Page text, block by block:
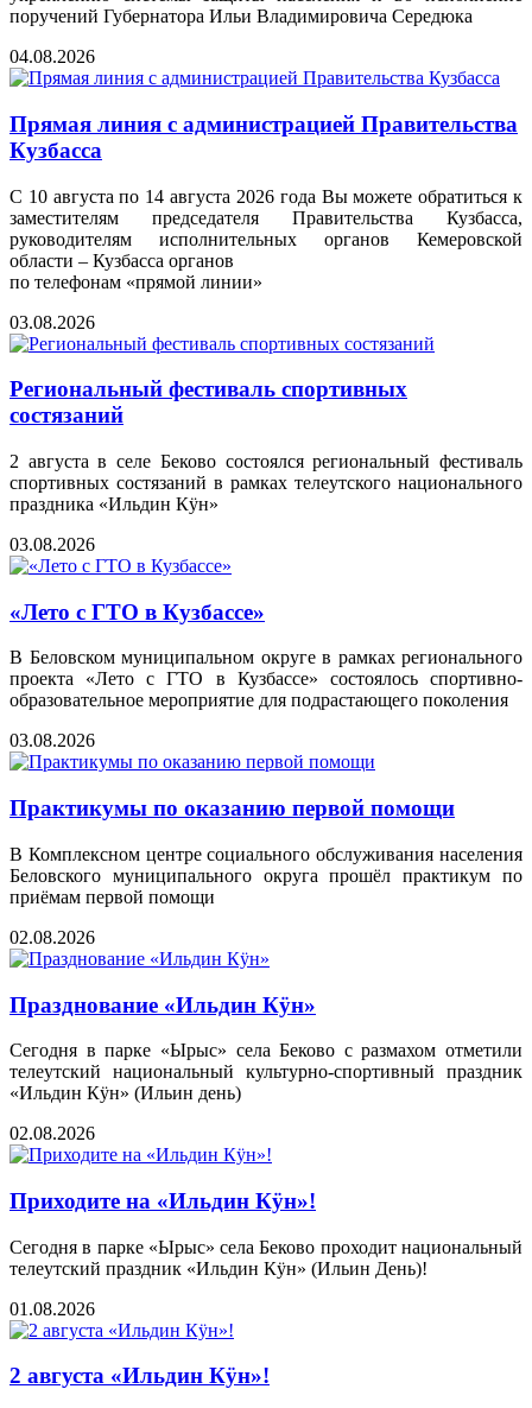
поручений Губернатора Ильи Владимировича Середюка
04.08.2026
Прямая линия с администрацией Правительства
Кузбасса
С 10 августа по 14 августа 2026 года Вы можете обратиться к
заместителям председателя Правительства Кузбасса,
руководителям исполнительных органов Кемеровской
области – Кузбасса органов
по телефонам «прямой линии»
03.08.2026
Региональный фестиваль спортивных
состязаний
2 августа в селе Беково состоялся региональный фестиваль
спортивных состязаний в рамках телеутского национального
праздника «Ильдин Кӱн»
03.08.2026
«Лето с ГТО в Кузбассе»
В Беловском муниципальном округе в рамках регионального
проекта «Лето с ГТО в Кузбассе» состоялось спортивно-
образовательное мероприятие для подрастающего поколения
03.08.2026
Практикумы по оказанию первой помощи
В Комплексном центре социального обслуживания населения
Беловского муниципального округа прошёл практикум по
приёмам первой помощи
02.08.2026
Празднование «Ильдин Кӱн»
Сегодня в парке «Ырыс» села Беково с размахом отметили
телеутский национальный культурно‑спортивный праздник
«Ильдин Кӱн» (Ильин день)
02.08.2026
Приходите на «Ильдин Кӱн»!
Сегодня в парке «Ырыс» села Беково проходит национальный
телеутский праздник «Ильдин Кӱн» (Ильин День)!
01.08.2026
2 августа «Ильдин Кӱн»!